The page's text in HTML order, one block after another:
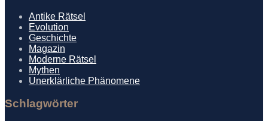
Antike Rätsel
Evolution
Geschichte
Magazin
Moderne Rätsel
Mythen
Unerklärliche Phänomene
Schlagwörter